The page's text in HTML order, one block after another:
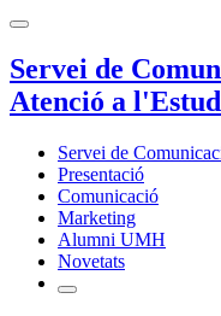
Servei de
Atenció a
Servei de
Presentació
Comunicació
Marketing
Alumni UMH
Novetats